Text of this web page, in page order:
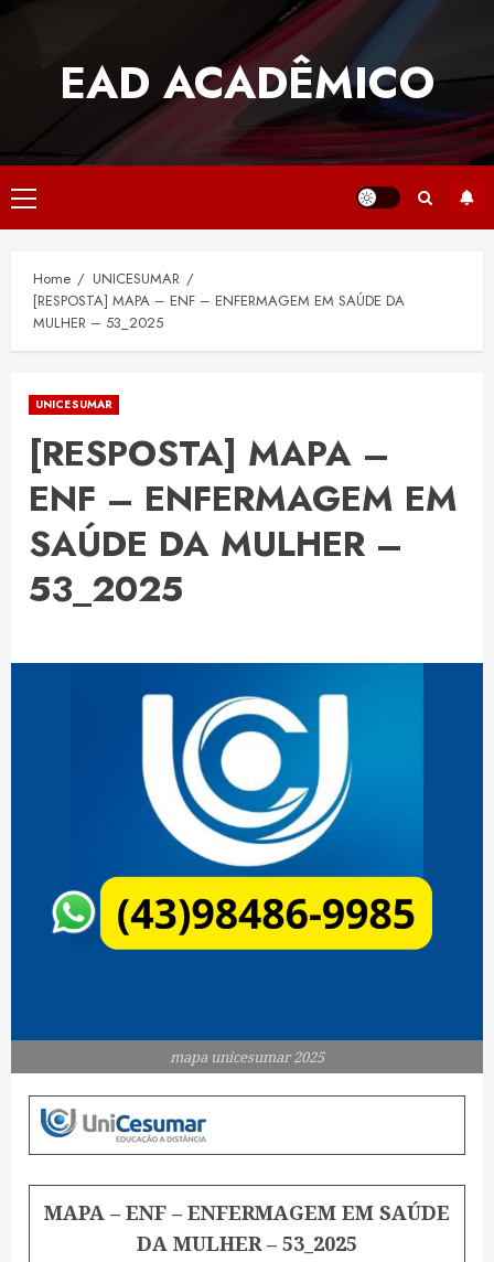
EAD ACADÊMICO
Primary
Menu
Home
UNICESUMAR
[RESPOSTA] MAPA – ENF – ENFERMAGEM EM SAÚDE DA
MULHER – 53_2025
UNICESUMAR
[RESPOSTA] MAPA –
ENF – ENFERMAGEM EM
SAÚDE DA MULHER –
53_2025
mapa unicesumar 2025
MAPA – ENF – ENFERMAGEM EM SAÚDE
DA MULHER – 53_2025